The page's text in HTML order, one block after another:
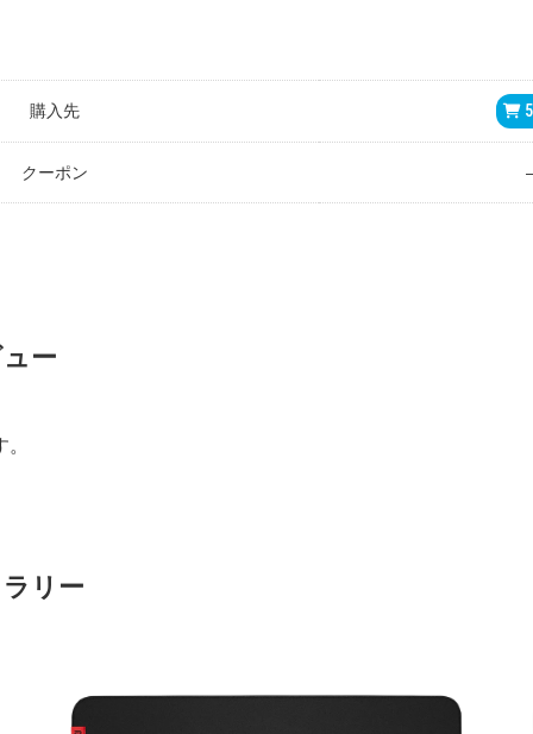
購入先
クーポン
ー
リー